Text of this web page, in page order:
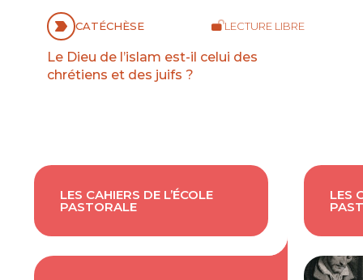
CATÉCHÈSE LECTURE LIBRE
Le Dieu de l’islam est-il celui des
chrétiens et des juifs ?
LES CAHIERS DE L’ÉCOLE
PASTORALE
LES